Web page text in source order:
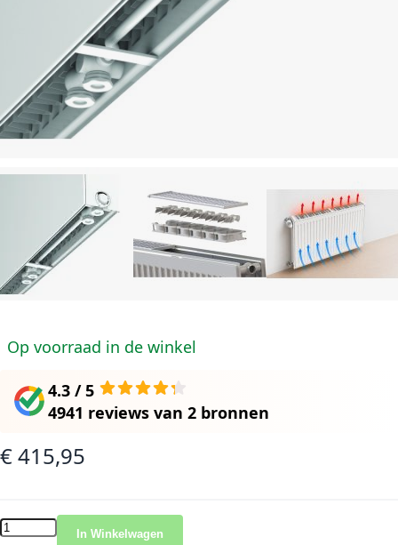
Op voorraad in de winkel
4.3 / 5
4941 reviews van 2 bronnen
€ 415,95
In Winkelwagen